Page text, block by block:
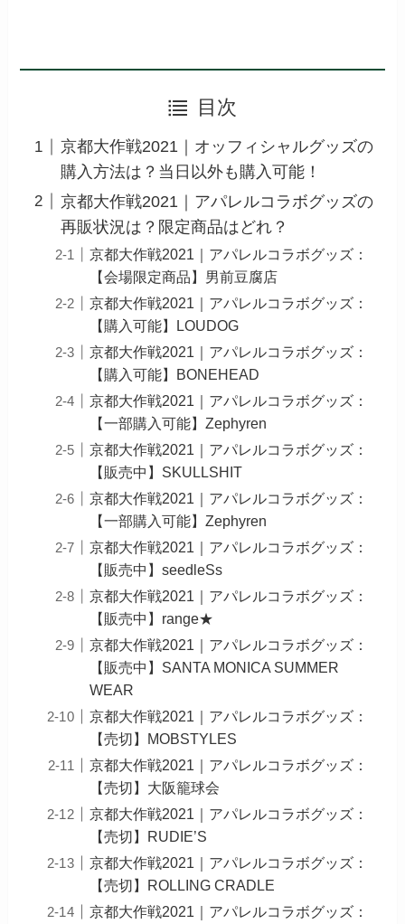
目次
京都大作戦2021｜オッフィシャルグッズの
購入方法は？当日以外も購入可能！
京都大作戦2021｜アパレルコラボグッズの
再販状況は？限定商品はどれ？
京都大作戦2021｜アパレルコラボグッズ：
【会場限定商品】男前豆腐店
京都大作戦2021｜アパレルコラボグッズ：
【購入可能】LOUDOG
京都大作戦2021｜アパレルコラボグッズ：
【購入可能】BONEHEAD
京都大作戦2021｜アパレルコラボグッズ：
【一部購入可能】Zephyren
京都大作戦2021｜アパレルコラボグッズ：
【販売中】SKULLSHIT
京都大作戦2021｜アパレルコラボグッズ：
【一部購入可能】Zephyren
京都大作戦2021｜アパレルコラボグッズ：
【販売中】seedleSs
京都大作戦2021｜アパレルコラボグッズ：
【販売中】range★
京都大作戦2021｜アパレルコラボグッズ：
【販売中】SANTA MONICA SUMMER
WEAR
京都大作戦2021｜アパレルコラボグッズ：
【売切】MOBSTYLES
京都大作戦2021｜アパレルコラボグッズ：
【売切】大阪籠球会
京都大作戦2021｜アパレルコラボグッズ：
【売切】RUDIE’S
京都大作戦2021｜アパレルコラボグッズ：
【売切】ROLLING CRADLE
京都大作戦2021｜アパレルコラボグッズ：